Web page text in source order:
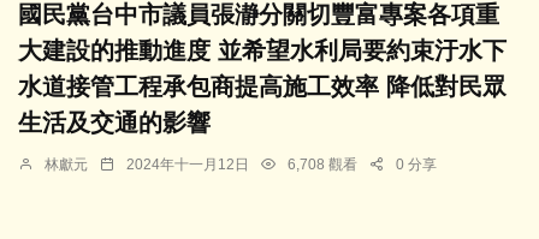
國民黨台中市議員張瀞分關切豐富專案各項重
大建設的推動進度 並希望水利局要約束汙水下
水道接管工程承包商提高施工效率 降低對民眾
生活及交通的影響
林獻元 2024年十一月12日 6,708 觀看 0 分享